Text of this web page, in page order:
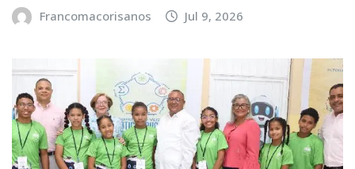
Francomacorisanos Jul 9, 2026